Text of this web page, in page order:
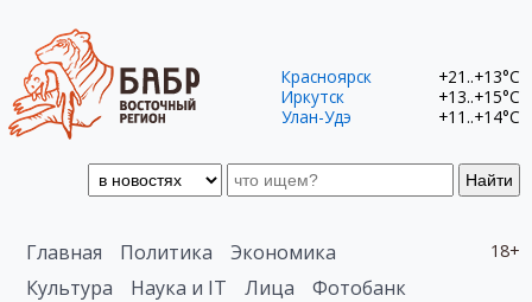
Найти
Красноярск
+21..+13°C
Иркутск
+13..+15°C
Улан-Удэ
+11..+14°C
18+
Главная Политика
Экономика
Культура
Наука и IT Лица
Фотобанк